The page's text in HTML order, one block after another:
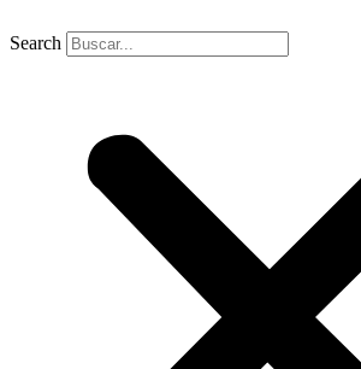
Search